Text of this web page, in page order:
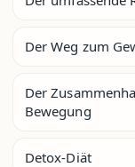
Der Weg zum
Der
Bewegung
Detox-Diät